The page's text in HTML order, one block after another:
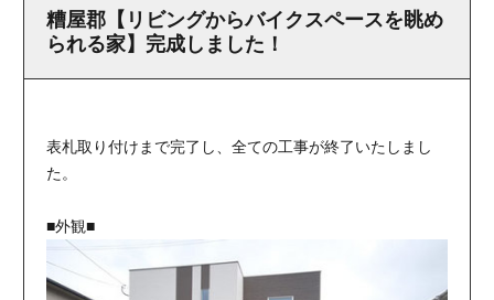
糟屋郡【リビングからバイクスペースを眺め
られる家】完成しました！
表札取り付けまで完了し、全ての工事が終了いたしまし
た。
■外観■